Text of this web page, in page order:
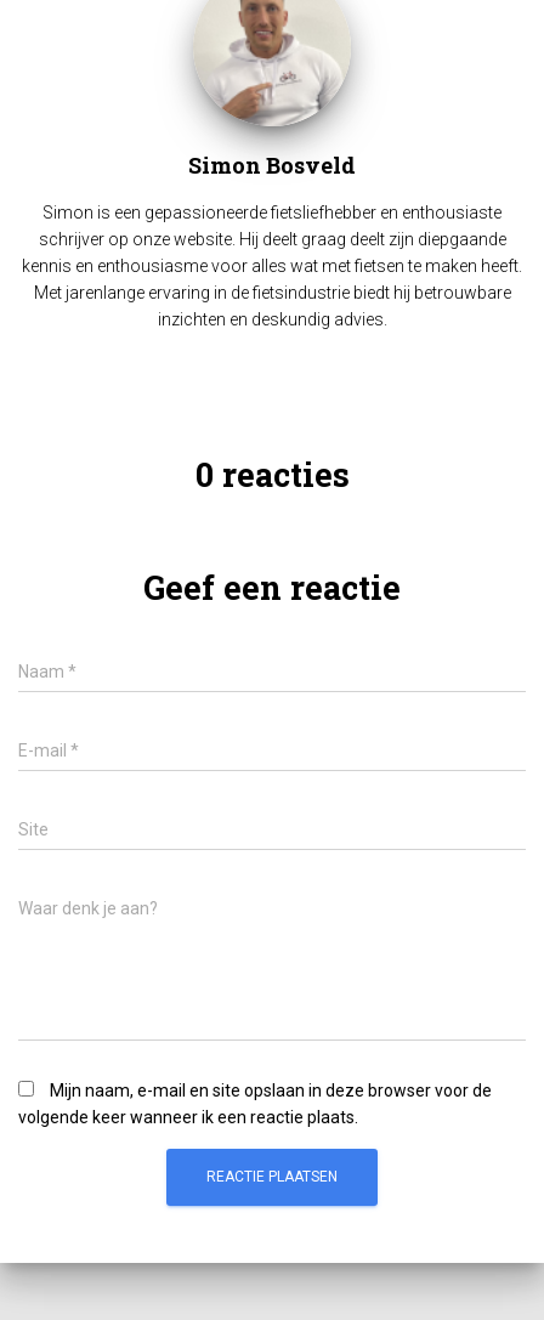
Simon Bosveld
Simon is een gepassioneerde fietsliefhebber en enthousiaste
schrijver op onze website. Hij deelt graag deelt zijn diepgaande
kennis en enthousiasme voor alles wat met fietsen te maken heeft.
Met jarenlange ervaring in de fietsindustrie biedt hij betrouwbare
inzichten en deskundig advies.
0 reacties
Geef een reactie
Naam *
E-mail *
Site
Waar denk je aan?
Mijn naam, e-mail en site opslaan in deze browser voor de
volgende keer wanneer ik een reactie plaats.